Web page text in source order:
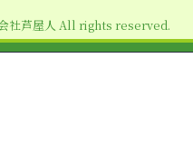
社芦屋人 All rights reserved.